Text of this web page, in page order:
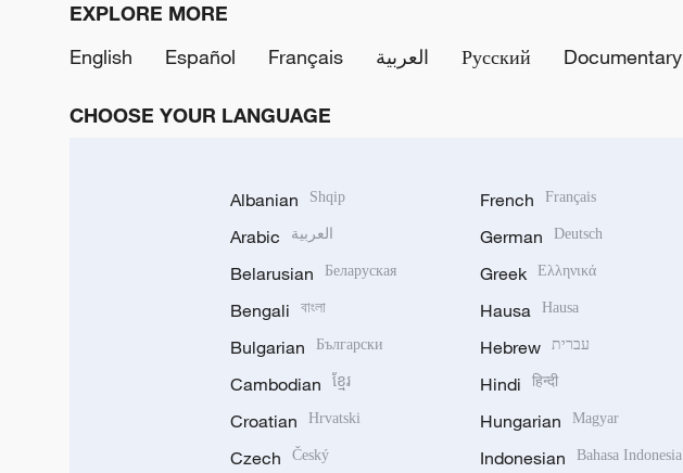
EXPLORE MORE
English
Español Français العربية Русский Documentary
CHOOSE YOUR LANGUAGE
Albanian Shqip
Arabic العربية
Belarusian Беларуская
Bengali বাংলা
Bulgarian Български
Cambodian ខ្មែរ
Croatian Hrvatski
Czech Český
French Français
German Deutsch
Greek Ελληνικά
Hausa Hausa
Hebrew עברית
Hindi हिन्दी
Hungarian Magyar
Indonesian Bahasa Indonesia